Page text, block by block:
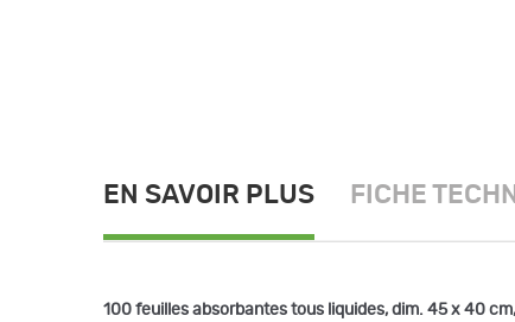
EN SAVOIR PLUS FICHE
100 feuilles absorbantes tous liquides, dim. 45 x 40